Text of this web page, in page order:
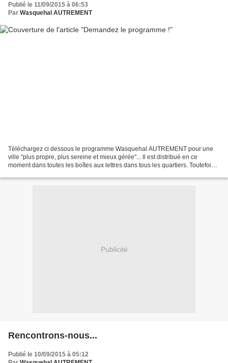
Publié le 11/09/2015 à 06:53
Par Wasquehal AUTREMENT
Téléchargez ci dessous le programme Wasquehal AUTREMENT pour une
ville "plus propre, plus sereine et mieux gérée"... Il est distribué en ce
moment dans toutes les boîtes aux lettres dans tous les quartiers. Toutefois,
Publicité
Rencontrons-nous...
Publié le 10/09/2015 à 05:12